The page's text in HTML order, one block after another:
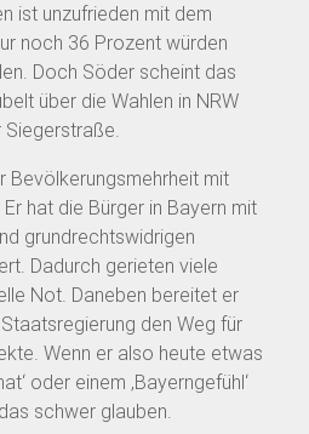
ist unzufrieden mit dem
noch 36 Prozent würden
Doch Söder scheint das
über die Wahlen in NRW
Bevölkerungsmehrheit mit
hat die Bürger in Bayern mit
grundrechtswidrigen
Dadurch gerieten viele
Not. Daneben bereitet er
den Weg für
Wenn er also heute etwas
oder einem ‚Bayerngefühl‘
schwer glauben.